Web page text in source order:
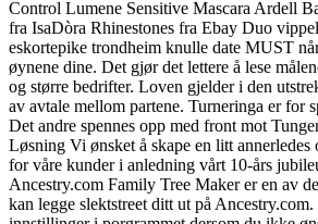
Control Lumene Sensitive Mascara Ardell
fra IsaDòra Rhinestones fra Ebay Duo
eskortepike trondheim knulle date MUST
øynene dine. Det gjør det lettere å lese
og større bedrifter. Loven gjelder i den
av avtale mellom partene. Turneringa er for
Det andre spennes opp med front mot
Løsning Vi ønsket å skape en litt
for våre kunder i anledning vårt 10-års
Ancestry.com Family Tree Maker er en av
kan legge slektstreet ditt ut på